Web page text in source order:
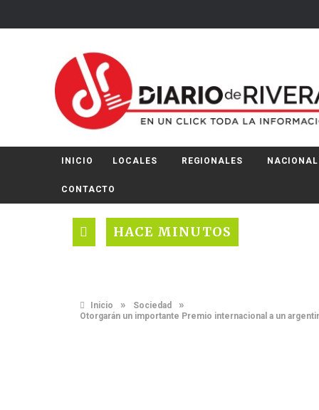
INICIO LOCALES REGIONALES
CONTACTO
HACE MINUTOS
Inicio » Sociedad »
Otorgarán un importante Premio internacional a un